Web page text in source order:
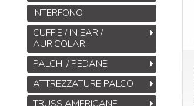
INTERFONO
CUFFIE / IN EAR /
AURICOLARI
PALCHI / PEDANE
ATTREZZATURE PALCO